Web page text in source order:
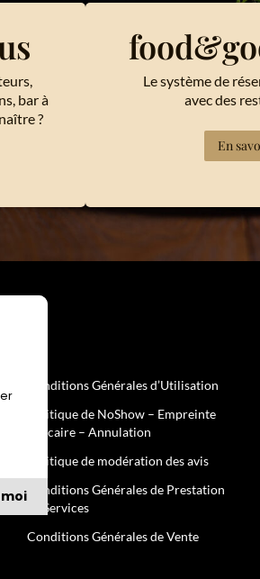
bar à
?
Le système de
avec des
En
Conditions Générales d’Utilisation
Politique de NoShow – Empreinte
bancaire – Annulation
Politique de modération des avis
Conditions Générales de Prestation
de Services
Conditions Générales de Vente
paramètres de confidentialité, en